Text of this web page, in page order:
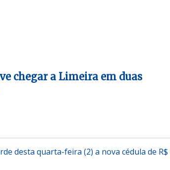
chegar a Limeira em duas
desta quarta-feira (2) a nova cédula de R$